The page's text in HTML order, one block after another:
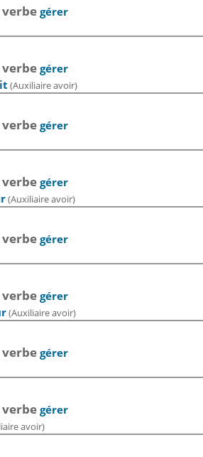
verbegérer
verbegérer
(Auxiliaire avoir)
verbegérer
verbegérer
(Auxiliaire avoir)
verbegérer
verbegérer
(Auxiliaire avoir)
verbegérer
verbegérer
avoir)